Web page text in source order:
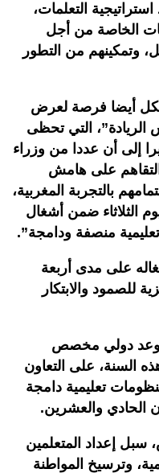
التعلمات،
الخاصة من أجل
وتمكينهم من التطور
أيضا فرصة لعرض
التي تحظى
إلى أن عددا من وزراء
التقاهم على هامش
بالتجربة المغربية،
الثلاثاء ضمن أشغال
منصفة ودامجة”.
على مدى أربعة
للصمود والابتكار
موعد دولي مخصص
السنة، على التعاون
تعليمية دامجة
الحادي والعشرين.
سبل إعداد المتعلمين
وترسيخ المواطنة